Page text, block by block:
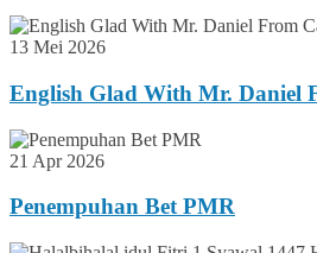
13 Mei 2026
English Glad With Mr. Daniel
21 Apr 2026
Penempuhan Bet PMR